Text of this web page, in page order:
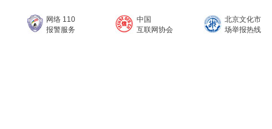
网络 110
报警服务
中国
互联网协会
北京文化市
场举报热线